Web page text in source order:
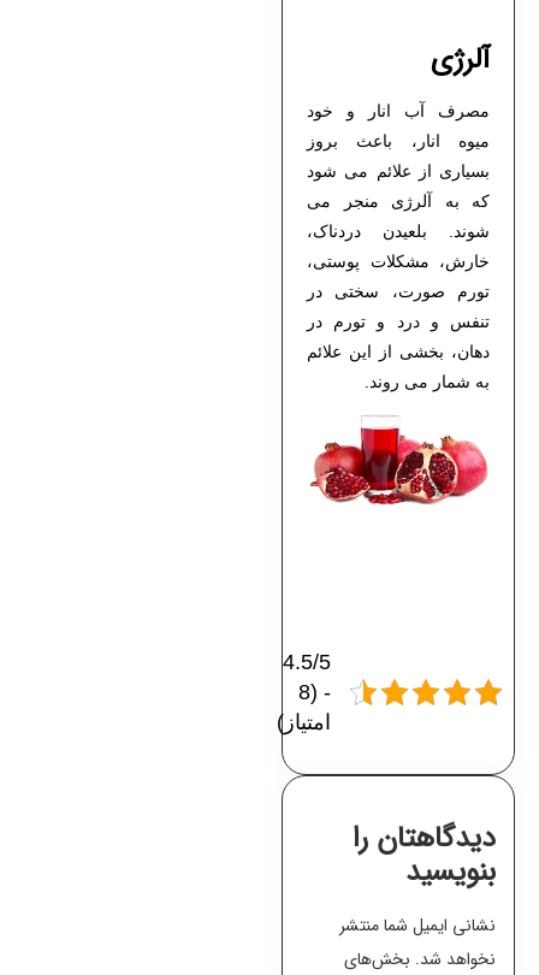
آلرژی
مصرف آب انار و خود
میوه انار، باعث بروز
بسیاری از علائم می شود
که به آلرژی منجر می
شوند. بلعیدن دردناک،
خارش، مشکلات پوستی،
تورم صورت، سختی در
تنفس و درد و تورم در
دهان، بخشی از این علائم
به شمار می روند.
4.5/5
- (8
امتیاز)
دیدگاهتان را
بنویسید
نشانی ایمیل شما منتشر
نخواهد شد. بخش‌های